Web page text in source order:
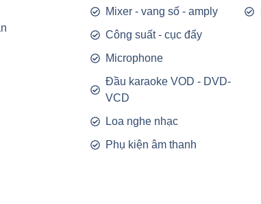
Mixer - vang số - amply
Công suất - cục đẩy
Microphone
Đầu karaoke VOD - DVD-
VCD
Loa nghe nhạc
Phụ kiện âm thanh